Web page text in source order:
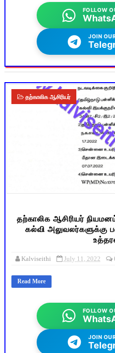
FOLLOW
JOIN
தற்காலிக ஆசிரியர்
தற்காலிக ஆசிரியர்
கல்வி
Kalviseithi July 11, 2022
Read More
FOLLOW
JOIN